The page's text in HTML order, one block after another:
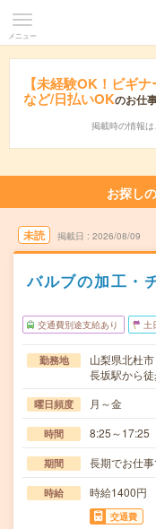
メニュー
【未経験OK！ビギ
など/日払いOKのお仕
掲載時の情報は、
お探し
未読 掲載日 2026/08/09
バルブの加工・
交通費別途支給あり 土
勤務地
山梨県北杜市
長坂駅から
曜日頻度 月～金
時間 8:25～17:25
期間 長期でお仕
時給 時給1400円
交通費